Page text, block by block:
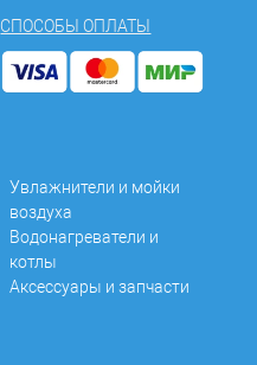
СПОСОБЫ ОПЛАТЫ
Увлажнители и мойки
воздуха
Водонагреватели и
котлы
Аксессуары и запчасти